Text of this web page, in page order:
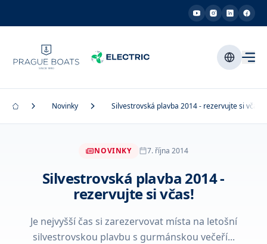
Novinky Silvestrovská plavba 2014 - rezervujte si včas!
NOVINKY 7. října 2014
Silvestrovská plavba 2014 -
rezervujte si včas!
Je nejvyšší čas si zarezervovat místa na letošní
silvestrovskou plavbu s gurmánskou večeří...